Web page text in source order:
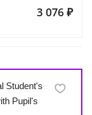
3 076 ₽
Student's
Pupil's